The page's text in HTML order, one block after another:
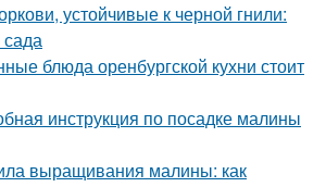
устойчивые к черной гнили:
блюда оренбургской кухни стоит
инструкция по посадке малины
выращивания малины: как